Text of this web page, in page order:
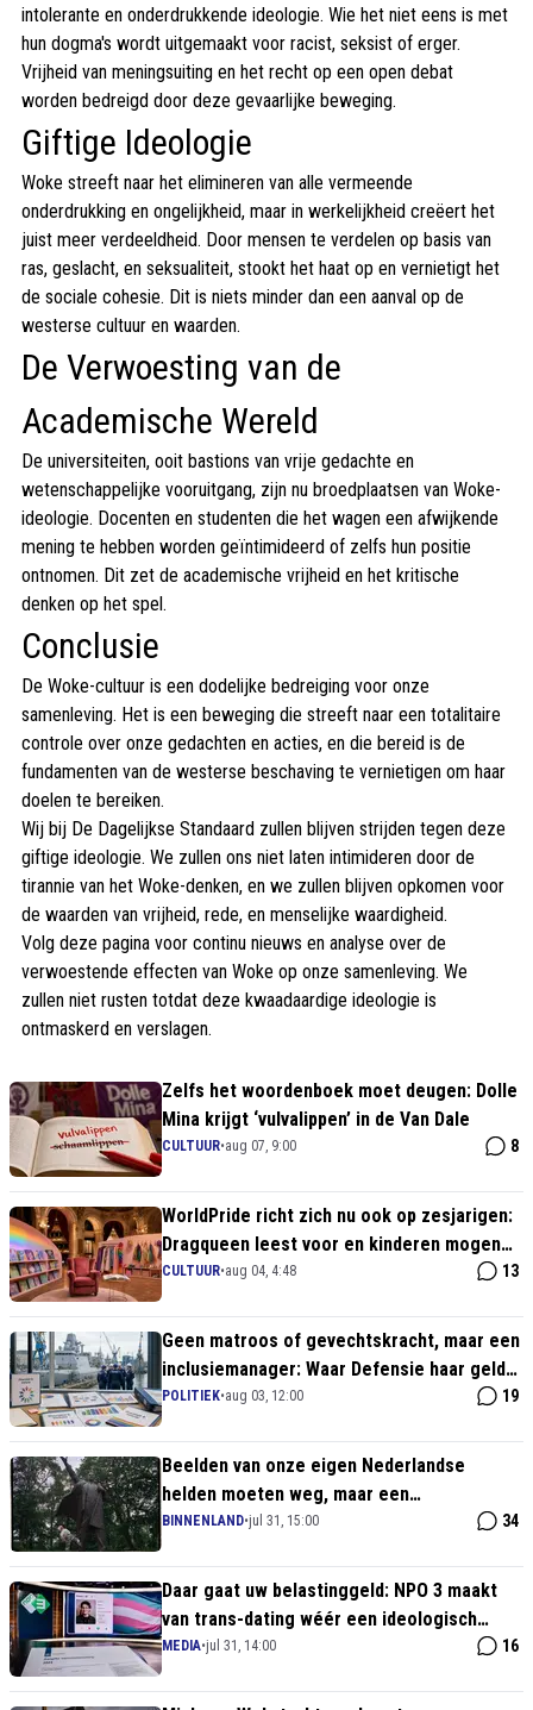
intolerante en onderdrukkende ideologie. Wie het niet eens is met
hun dogma's wordt uitgemaakt voor racist, seksist of erger.
Vrijheid van meningsuiting en het recht op een open debat
worden bedreigd door deze gevaarlijke beweging.
Giftige Ideologie
Woke streeft naar het elimineren van alle vermeende
onderdrukking en ongelijkheid, maar in werkelijkheid creëert het
juist meer verdeeldheid. Door mensen te verdelen op basis van
ras, geslacht, en seksualiteit, stookt het haat op en vernietigt het
de sociale cohesie. Dit is niets minder dan een aanval op de
westerse cultuur en waarden.
De Verwoesting van de
Academische Wereld
De universiteiten, ooit bastions van vrije gedachte en
wetenschappelijke vooruitgang, zijn nu broedplaatsen van Woke-
ideologie. Docenten en studenten die het wagen een afwijkende
mening te hebben worden geïntimideerd of zelfs hun positie
ontnomen. Dit zet de academische vrijheid en het kritische
denken op het spel.
Conclusie
De Woke-cultuur is een dodelijke bedreiging voor onze
samenleving. Het is een beweging die streeft naar een totalitaire
controle over onze gedachten en acties, en die bereid is de
fundamenten van de westerse beschaving te vernietigen om haar
doelen te bereiken.
Wij bij De Dagelijkse Standaard zullen blijven strijden tegen deze
giftige ideologie. We zullen ons niet laten intimideren door de
tirannie van het Woke-denken, en we zullen blijven opkomen voor
de waarden van vrijheid, rede, en menselijke waardigheid.
Volg deze pagina voor continu nieuws en analyse over de
verwoestende effecten van Woke op onze samenleving. We
zullen niet rusten totdat deze kwaadaardige ideologie is
ontmaskerd en verslagen.
Zelfs het woordenboek moet deugen: Dolle
Mina krijgt ‘vulvalippen’ in de Van Dale
CULTUUR•aug 07, 9:00 8
WorldPride richt zich nu ook op zesjarigen:
Dragqueen leest voor en kinderen mogen
zich verkleden
CULTUUR•aug 04, 4:48 13
Geen matroos of gevechtskracht, maar een
inclusiemanager: Waar Defensie haar geld
aan verkwist
POLITIEK•aug 03, 12:00 19
Beelden van onze eigen Nederlandse
helden moeten weg, maar een
communistische massamoordenaar krijgt
BINNENLAND•jul 31, 15:00 34
Daar gaat uw belastinggeld: NPO 3 maakt
van trans-dating wéér een ideologisch
deugproject!
MEDIA•jul 31, 14:00 16